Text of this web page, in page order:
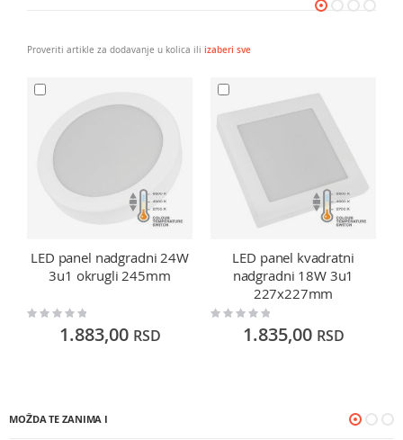
Proveriti artikle za dodavanje u kolica ili izaberi sve
LED panel nadgradni 24W
3u1 okrugli 245mm
Rating:
1.883,00 RSD
LED panel kvadratni
nadgradni 18W 3u1
227x227mm
Rating:
1.835,00 RSD
MOŽDA TE ZANIMA I